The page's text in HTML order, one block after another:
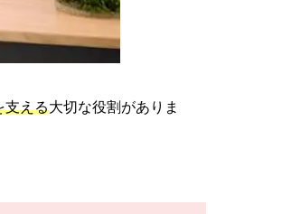
支える大切な役割がありま